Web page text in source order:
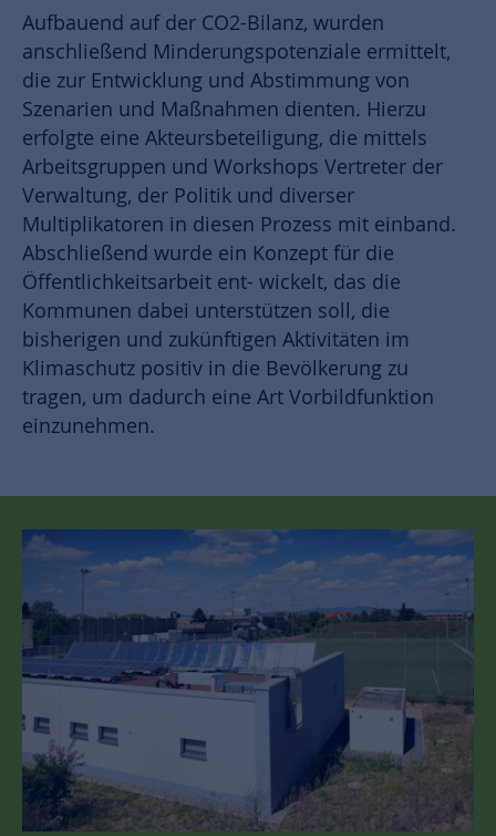
Aufbauend auf der CO2-Bilanz, wurden
anschließend Minderungspotenziale ermittelt,
die zur Entwicklung und Abstimmung von
Szenarien und Maßnahmen dienten. Hierzu
erfolgte eine Akteursbeteiligung, die mittels
Arbeitsgruppen und Workshops Vertreter der
Verwaltung, der Politik und diverser
Multiplikatoren in diesen Prozess mit einband.
Abschließend wurde ein Konzept für die
Öffentlichkeitsarbeit ent- wickelt, das die
Kommunen dabei unterstützen soll, die
bisherigen und zukünftigen Aktivitäten im
Klimaschutz positiv in die Bevölkerung zu
tragen, um dadurch eine Art Vorbildfunktion
einzunehmen.